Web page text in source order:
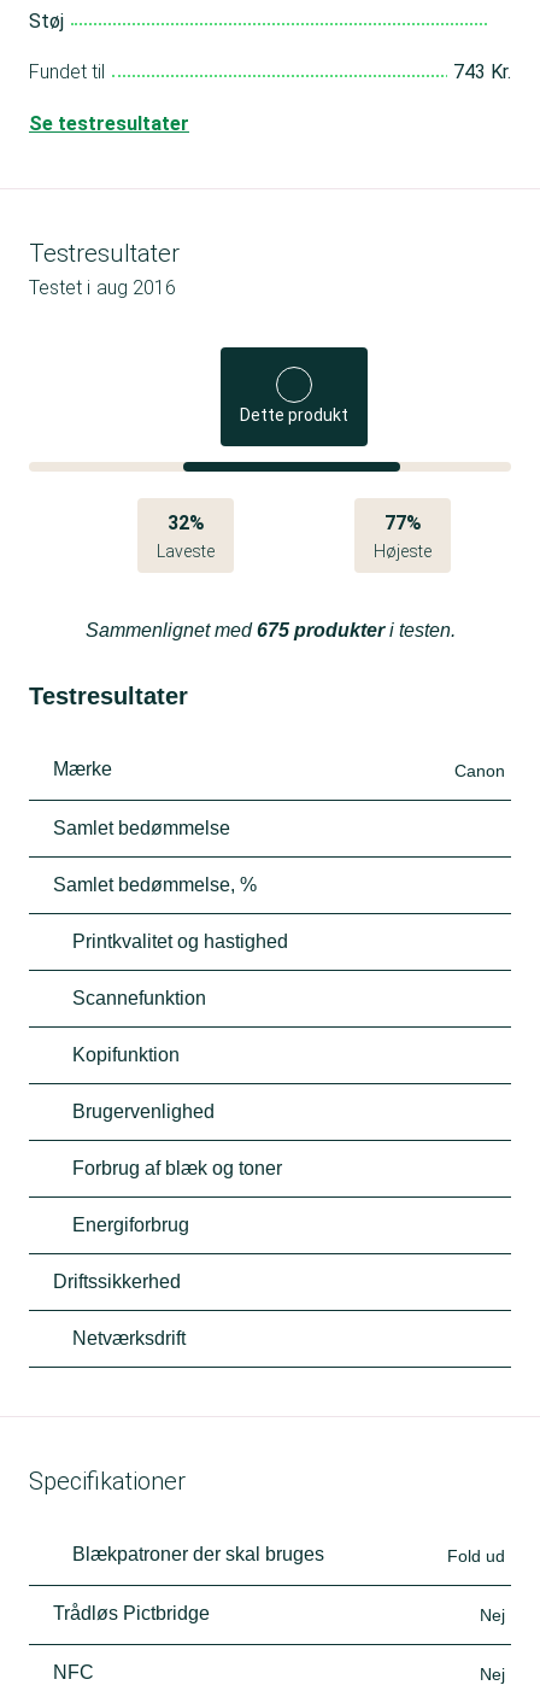
Støj
Fundet til 743 Kr.
Se testresultater
Testresultater
Testet i aug 2016
Dette produkt
32%
Laveste
77%
Højeste
Sammenlignet med675 produkteri testen.
Testresultater
Mærke Canon
Samlet bedømmelse
Samlet bedømmelse, %
Printkvalitet og hastighed
Scannefunktion
Kopifunktion
Brugervenlighed
Forbrug af blæk og toner
Energiforbrug
Driftssikkerhed
Netværksdrift
Specifikationer
Blækpatroner der skal bruges Fold ud
Trådløs Pictbridge Nej
NFC Nej